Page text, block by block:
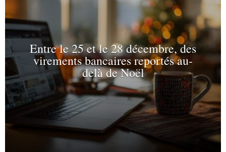
Entre le 25 et le 28 décembre, des
virements bancaires reportés au-
delà de Noël